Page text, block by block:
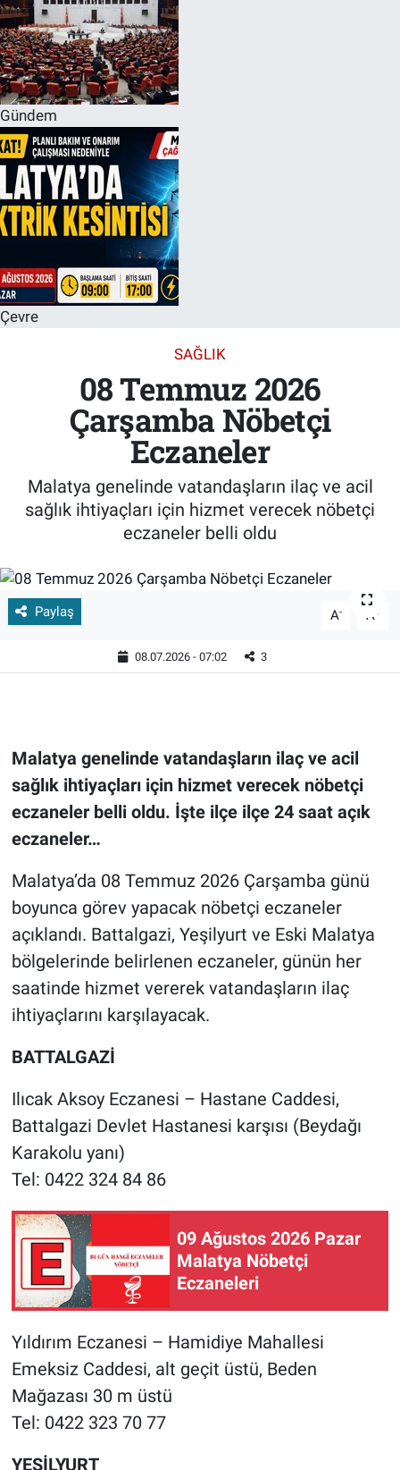
Gündem
Çevre
SAĞLIK
08 Temmuz 2026
Çarşamba Nöbetçi
Eczaneler
Malatya genelinde vatandaşların ilaç ve acil
sağlık ihtiyaçları için hizmet verecek nöbetçi
eczaneler belli oldu
Paylaş A- A +
08.07.2026 - 07:02 3
Malatya genelinde vatandaşların ilaç ve acil
sağlık ihtiyaçları için hizmet verecek nöbetçi
eczaneler belli oldu. İşte ilçe ilçe 24 saat açık
eczaneler…
Malatya’da 08 Temmuz 2026 Çarşamba günü
boyunca görev yapacak nöbetçi eczaneler
açıklandı. Battalgazi, Yeşilyurt ve Eski Malatya
bölgelerinde belirlenen eczaneler, günün her
saatinde hizmet vererek vatandaşların ilaç
ihtiyaçlarını karşılayacak.
BATTALGAZİ
Ilıcak Aksoy Eczanesi – Hastane Caddesi,
Battalgazi Devlet Hastanesi karşısı (Beydağı
Karakolu yanı)
Tel: 0422 324 84 86
09 Ağustos 2026 Pazar
Malatya Nöbetçi
Eczaneleri
Yıldırım Eczanesi – Hamidiye Mahallesi
Emeksiz Caddesi, alt geçit üstü, Beden
Mağazası 30 m üstü
Tel: 0422 323 70 77
YEŞİLYURT